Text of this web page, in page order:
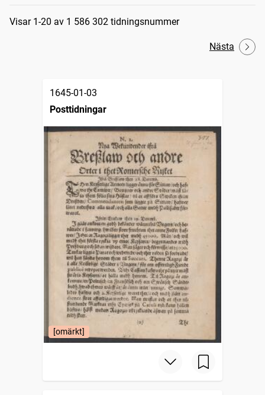
Sökresultat
Visar 1-20 av 1 586 302 tidningsnummer
Nästa
1645-01-03
Posttidningar
[omärkt]